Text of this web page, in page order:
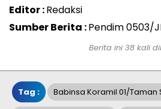
Editor :Redaksi
Sumber Berita :Pendim 0503/
Berita ini 38 kali
Tag : Babinsa Koramil 01/Taman